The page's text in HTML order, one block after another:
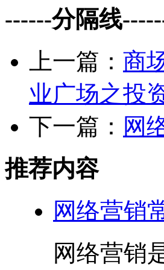
------分隔线
上一篇： 商
业广场之投
下一篇： 网
推荐内容
网络营销
网络营销